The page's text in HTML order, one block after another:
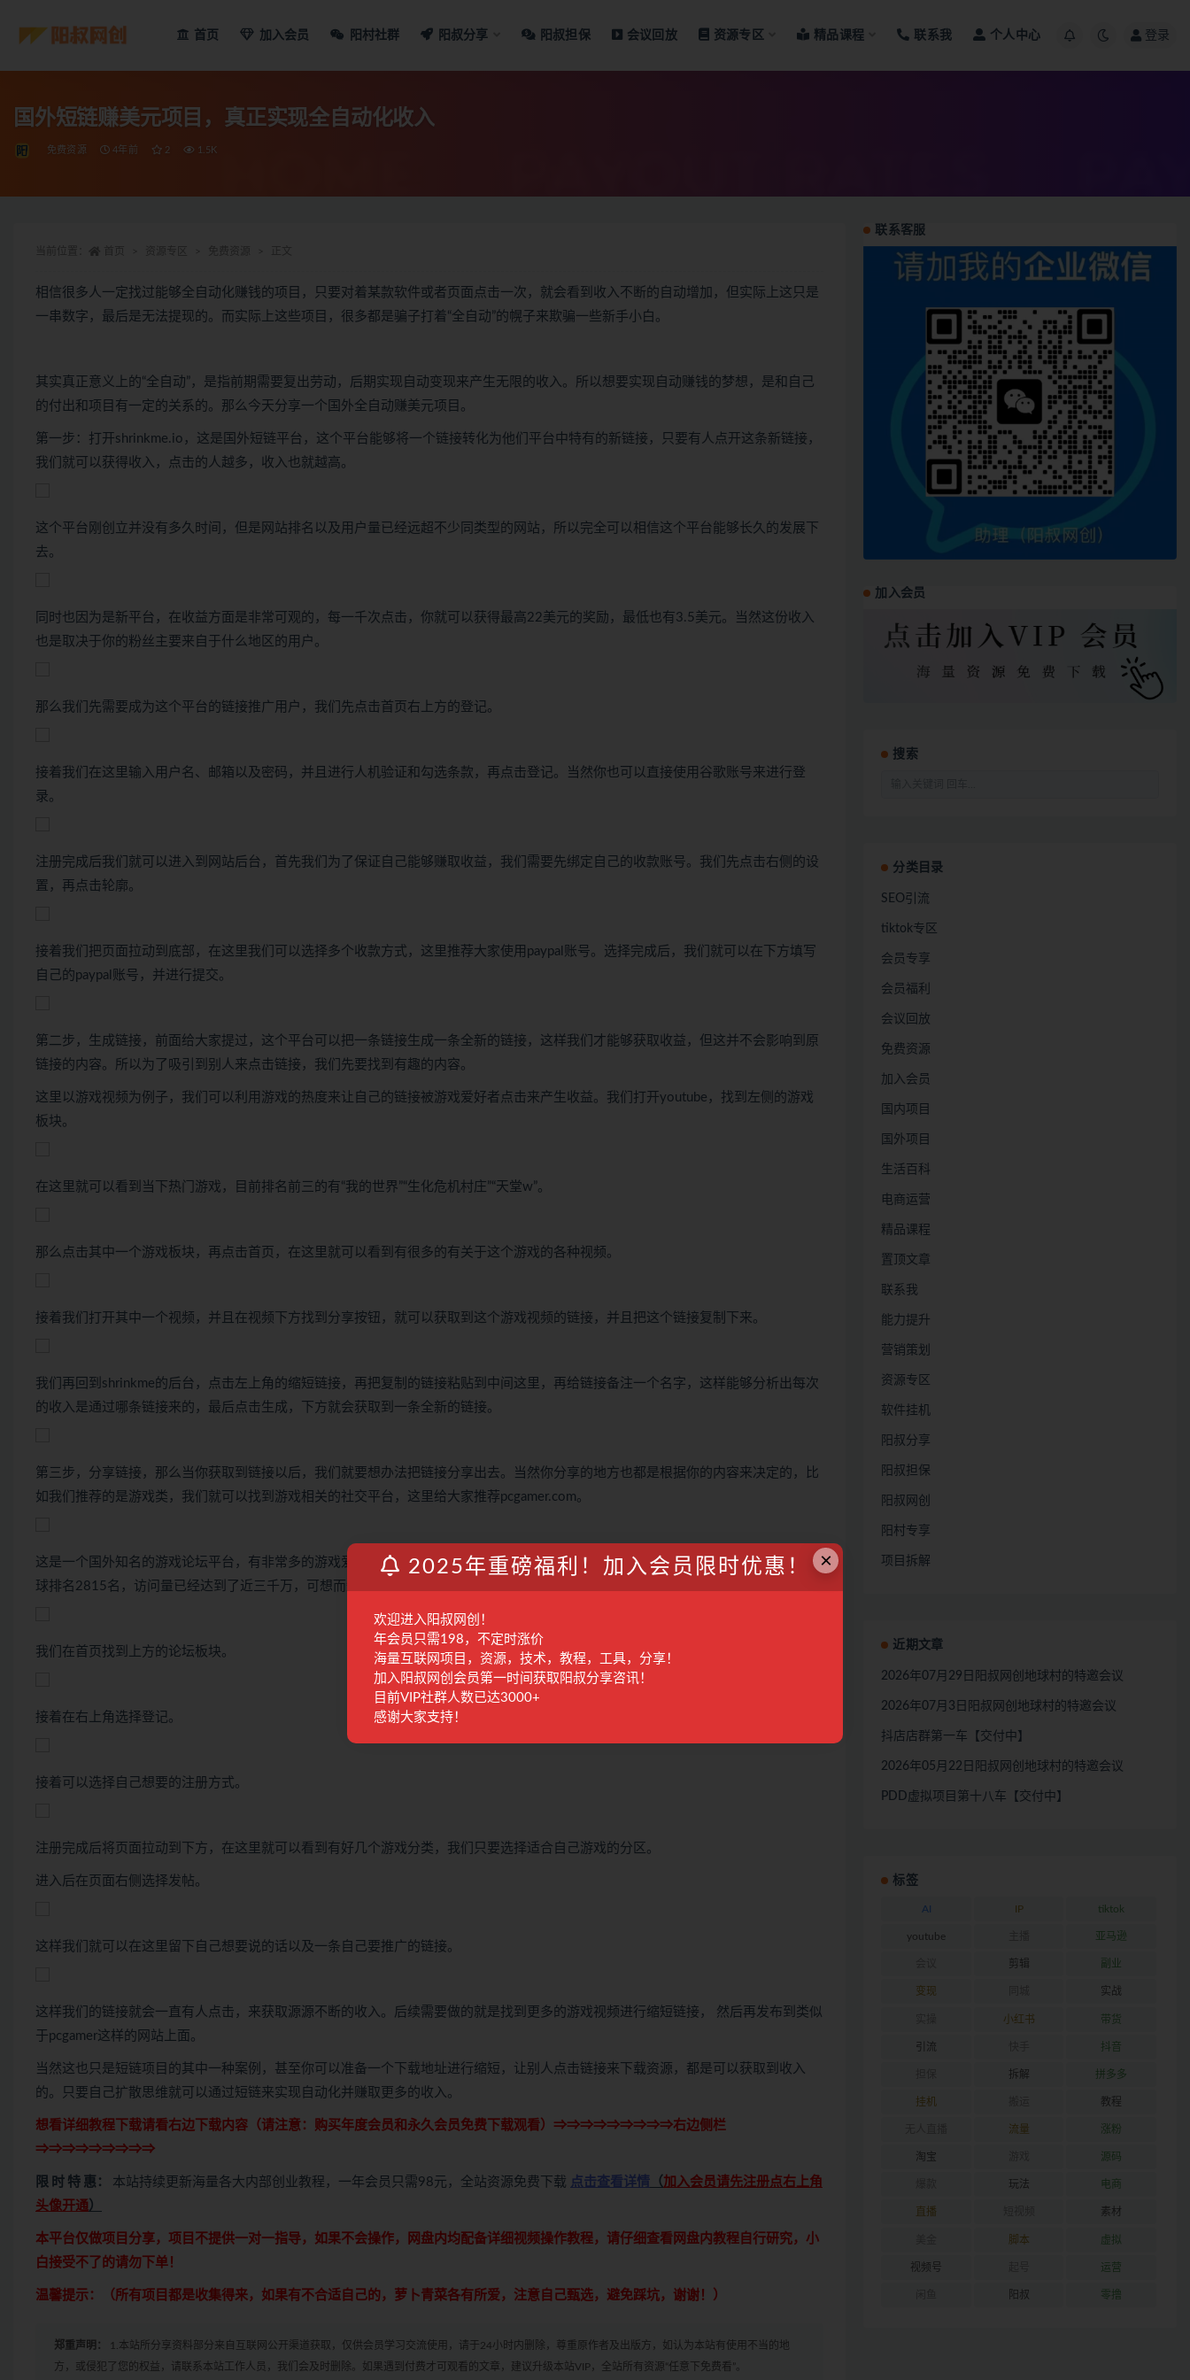
首页 加入会员 阳村社群 阳叔分享 阳叔担保 会议回放 资源专区 精品课程 联系我 个人中心 登录
国外短链赚美元项目，真正实现全自动化收入
免费资源 4年前 2 1.5K
相信很多人一定找过能够全自动化赚钱的项目，只要对着某款软件或者页面点击一次，就会看到收入不断的自动增加，但实际上这只是
一串数字，最后是无法提现的。而实际上这些项目，很多都是骗子打着“全自动”的幌子来欺骗一些新手小白。
其实真正意义上的“全自动”，是指前期需要复出劳动，后期实现自动变现来产生无限的收入。所以想要实现自动赚钱的梦想，是和自己
的付出和项目有一定的关系的。那么今天分享一个国外全自动赚美元项目。
第一步：打开shrinkme.io，这是国外短链平台，这个平台能够将一个链接转化为他们平台中特有的新链接，只要有人点开这条新链接，
我们就可以获得收入，点击的人越多，收入也就越高。
这个平台刚创立并没有多久时间，但是网站排名以及用户量已经远超不少同类型的网站，所以完全可以相信这个平台能够长久的发展下
去。
同时也因为是新平台，在收益方面是非常可观的，每一千次点击，你就可以获得最高22美元的奖励，最低也有3.5美元。当然这份收入
也是取决于你的粉丝主要来自于什么地区的用户。
那么我们先需要成为这个平台的链接推广用户，我们先点击首页右上方的登记。
接着我们在这里输入用户名、邮箱以及密码，并且进行人机验证和勾选条款，再点击登记。当然你也可以直接使用谷歌账号来进行登
录。
注册完成后我们就可以进入到网站后台，首先我们为了保证自己能够赚取收益，我们需要先绑定自己的收款账号。我们先点击右侧的设
置，再点击轮廓。
接着我们把页面拉动到底部，在这里我们可以选择多个收款方式，这里推荐大家使用paypal账号。选择完成后，我们就可以在下方填写
自己的paypal账号，并进行提交。
第二步，生成链接，前面给大家提过，这个平台可以把一条链接生成一条全新的链接，这样我们才能够获取收益，但这并不会影响到原
链接的内容。所以为了吸引到别人来点击链接，我们先要找到有趣的内容。
这里以游戏视频为例子，我们可以利用游戏的热度来让自己的链接被游戏爱好者点击来产生收益。我们打开youtube，找到左侧的游戏
板块。
在这里就可以看到当下热门游戏，目前排名前三的有“我的世界”“生化危机村庄”“天堂w”。
那么点击其中一个游戏板块，再点击首页，在这里就可以看到有很多的有关于这个游戏的各种视频。
接着我们打开其中一个视频，并且在视频下方找到分享按钮，就可以获取到这个游戏视频的链接，并且把这个链接复制下来。
我们再回到shrinkme的后台，点击左上角的缩短链接，再把复制的链接粘贴到中间这里，再给链接备注一个名字，这样能够分析出每次
的收入是通过哪条链接来的，最后点击生成，下方就会获取到一条全新的链接。
第三步，分享链接，那么当你获取到链接以后，我们就要想办法把链接分享出去。当然你分享的地方也都是根据你的内容来决定的，比
如我们推荐的是游戏类，我们就可以找到游戏相关的社交平台，这里给大家推荐pcgamer.com。
这是一个国外知名的游戏论坛平台，有非常多的游戏爱好者都在这里分享自己的有趣的游戏资讯或者游戏攻略等等，目前这个平台在全
球排名2815名，访问量已经达到了近三千万，可想而知这个平台的流量。
我们在首页找到上方的论坛板块。
接着在右上角选择登记。
接着可以选择自己想要的注册方式。
注册完成后将页面拉动到下方，在这里就可以看到有好几个游戏分类，我们只要选择适合自己游戏的分区。
进入后在页面右侧选择发帖。
这样我们就可以在这里留下自己想要说的话以及一条自己要推广的链接。
这样我们的链接就会一直有人点击，来获取源源不断的收入。后续需要做的就是找到更多的游戏视频进行缩短链接， 然后再发布到类似
于pcgamer这样的网站上面。
当然这也只是短链项目的其中一种案例，甚至你可以准备一个下载地址进行缩短，让别人点击链接来下载资源，都是可以获取到收入
的。只要自己扩散思维就可以通过短链来实现自动化并赚取更多的收入。
想看详细教程下载请看右边下载内容（请注意： 购买年度会员和永久会员免费下载观看）⇒⇒⇒⇒⇒⇒⇒⇒⇒右边侧栏
⇒⇒⇒⇒⇒⇒⇒⇒⇒
限 时 特 惠： 本站持续更新海量各大内部创业教程，一年会员只需98元，全站资源免费下载 点击查看详情 （加入会员请先注册点右上角
头像开通）
本平台仅做项目分享，项目不提供一对一指导，如果不会操作，网盘内均配备详细视频操作教程，请仔细查看网盘内教程自行研究，小
白接受不了的请勿下单！
温馨提示：（所有项目都是收集得来，如果有不合适自己的，萝卜青菜各有所爱，注意自己甄选，避免踩坑，谢谢！）
郑重声明：
1.本站所分享资料部分来自互联网公开渠道获取，仅供会员学习交流使用，请于24小时内删除，尊重原作者及出版方，如认为本站有使用不当的地
方，或侵犯了您的权益，请联系本站工作人员，我们会及时删除。如果遇到付费才可观看的文章，建议升级本站VIP，全站所有资源“任意下免费看”。
联系客服
加入会员
搜索
分类目录
SEO引流
tiktok专区
会员专享
会员福利
会议回放
免费资源
加入会员
国内项目
国外项目
生活百科
电商运营
精品课程
置顶文章
联系我
能力提升
营销策划
资源专区
软件挂机
阳叔分享
阳叔担保
阳叔网创
阳村专享
项目拆解
近期文章
2026年07月29日阳叔网创地球村的特邀会议
2026年07月3日阳叔网创地球村的特邀会议
抖店店群第一车【交付中】
2026年05月22日阳叔网创地球村的特邀会议
PDD虚拟项目第十八车【交付中】
标签
AI IP tiktok
youtube 亚马逊
剪辑 副业
变现 实战
小红书 带货
引流 抖音
拆解 拼多多
挂机 教程
流量 涨粉
淘宝 源码
玩法 电商
直播 素材
脚本 虚拟
视频号 运营
阳叔 零撸
×
2025年重磅福利！加入会员限时优惠！
欢迎进入阳叔网创！
年会员只需198，不定时涨价
海量互联网项目，资源，技术，教程，工具，分享！
加入阳叔网创会员第一时间获取阳叔分享咨讯！
目前VIP社群人数已达3000+
感谢大家支持！